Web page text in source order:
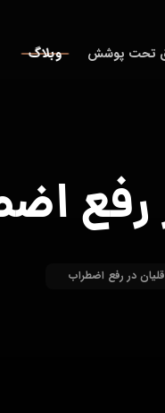
تحت پوشش وبلاگ
رفع
قلیان در رفع اضطراب